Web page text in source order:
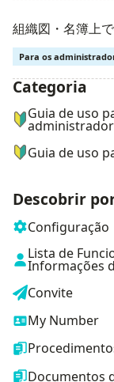
組織図・名簿上
Para os
ナビゲーションメ
Categoria
Guia de uso
Guia de uso
Descobrir
Configuração
Lista de
Informações
Convite
My Number
Documentos